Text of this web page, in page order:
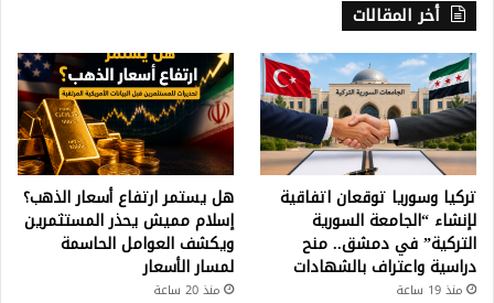
أخر المقالات
تركيا وسوريا توقعان اتفاقية
لإنشاء “الجامعة السورية
التركية” في دمشق.. منح
دراسية واعتراف بالشهادات
منذ 19 ساعة
هل يستمر ارتفاع أسعار الذهب؟
إسلام مميش يحذر المستثمرين
ويكشف العوامل الحاسمة
لمسار الأسعار
منذ 20 ساعة